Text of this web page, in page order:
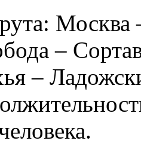
Москва
–
–